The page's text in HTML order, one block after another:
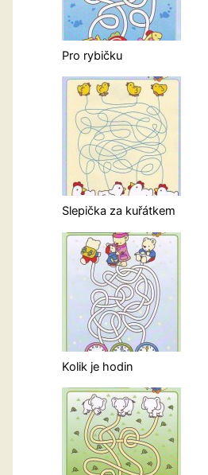
Pro rybičku
Slepička za kuřátkem
Kolik je hodin